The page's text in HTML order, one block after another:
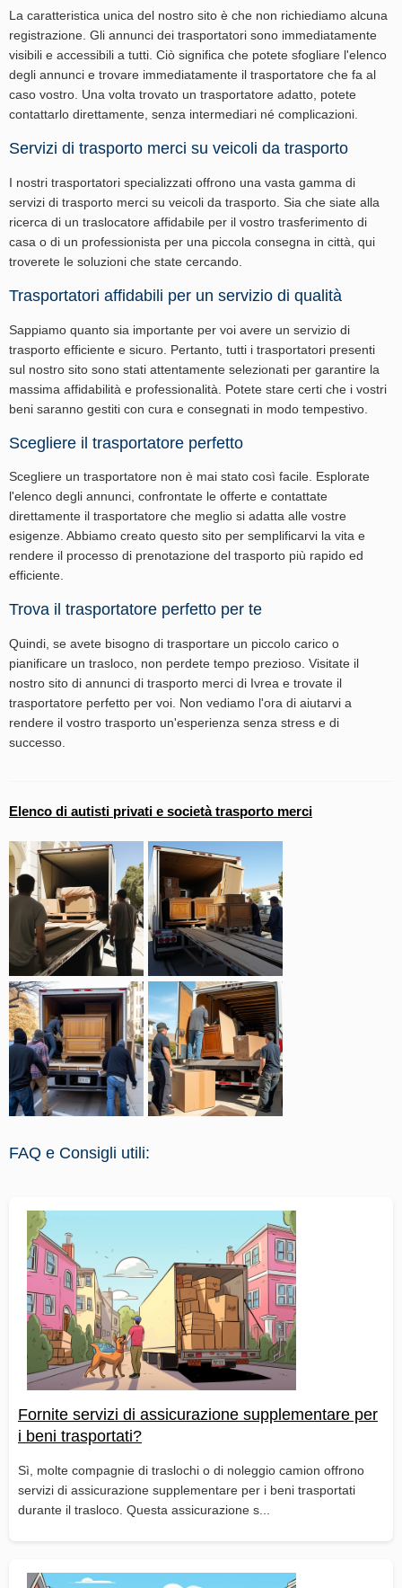
La caratteristica unica del nostro sito è che non richiediamo alcuna
registrazione. Gli annunci dei trasportatori sono immediatamente
visibili e accessibili a tutti. Ciò significa che potete sfogliare l'elenco
degli annunci e trovare immediatamente il trasportatore che fa al
caso vostro. Una volta trovato un trasportatore adatto, potete
contattarlo direttamente, senza intermediari né complicazioni.
Servizi di trasporto merci su veicoli da trasporto
I nostri trasportatori specializzati offrono una vasta gamma di
servizi di trasporto merci su veicoli da trasporto. Sia che siate alla
ricerca di un traslocatore affidabile per il vostro trasferimento di
casa o di un professionista per una piccola consegna in città, qui
troverete le soluzioni che state cercando.
Trasportatori affidabili per un servizio di qualità
Sappiamo quanto sia importante per voi avere un servizio di
trasporto efficiente e sicuro. Pertanto, tutti i trasportatori presenti
sul nostro sito sono stati attentamente selezionati per garantire la
massima affidabilità e professionalità. Potete stare certi che i vostri
beni saranno gestiti con cura e consegnati in modo tempestivo.
Scegliere il trasportatore perfetto
Scegliere un trasportatore non è mai stato così facile. Esplorate
l'elenco degli annunci, confrontate le offerte e contattate
direttamente il trasportatore che meglio si adatta alle vostre
esigenze. Abbiamo creato questo sito per semplificarvi la vita e
rendere il processo di prenotazione del trasporto più rapido ed
efficiente.
Trova il trasportatore perfetto per te
Quindi, se avete bisogno di trasportare un piccolo carico o
pianificare un trasloco, non perdete tempo prezioso. Visitate il
nostro sito di annunci di trasporto merci di Ivrea e trovate il
trasportatore perfetto per voi. Non vediamo l'ora di aiutarvi a
rendere il vostro trasporto un'esperienza senza stress e di
successo.
Elenco di autisti privati e società trasporto merci
FAQ e Consigli utili:
Fornite servizi di assicurazione supplementare per
i beni trasportati?
Sì, molte compagnie di traslochi o di noleggio camion offrono
servizi di assicurazione supplementare per i beni trasportati
durante il trasloco. Questa assicurazione s...